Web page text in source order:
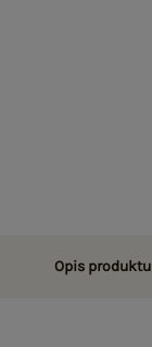
Opis produktu